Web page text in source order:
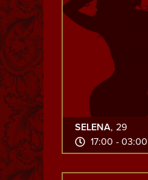
SELENA, 29
17:00 - 03:00